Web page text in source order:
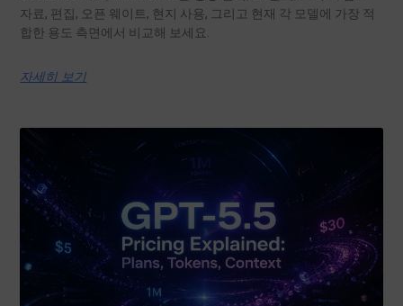
자료, 편집, 오픈 웨이트, 현지 사용, 그리고 현재 각 모델에 가장 적
합한 용도 측면에서 비교해 보세요.
자세히 보기